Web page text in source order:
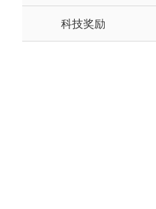
科技奖励